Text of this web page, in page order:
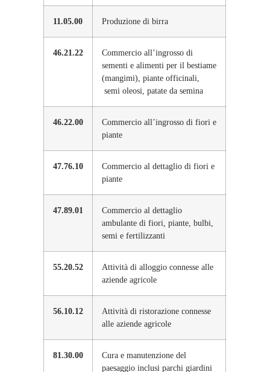
11.05.00 Produzione di birra
46.21.22
Commercio all’ingrosso di
sementi e alimenti per il bestiame
(mangimi), piante officinali,
semi oleosi, patate da semina
46.22.00
Commercio all’ingrosso di fiori e
piante
47.76.10
Commercio al dettaglio di fiori e
piante
47.89.01
Commercio al dettaglio
ambulante di fiori, piante, bulbi,
semi e fertilizzanti
55.20.52
Attività di alloggio connesse alle
aziende agricole
56.10.12
Attività di ristorazione connesse
alle aziende agricole
81.30.00
Cura e manutenzione del
paesaggio inclusi parchi giardini